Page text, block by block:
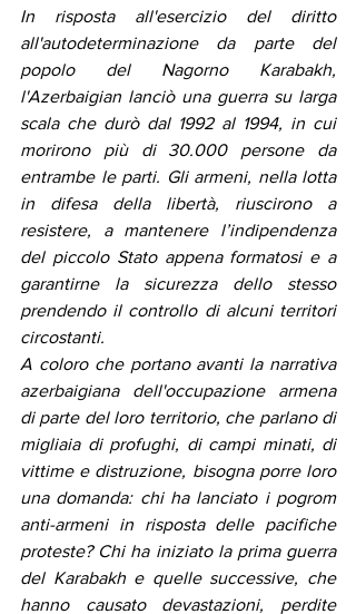
In risposta all'esercizio del diritto
all'autodeterminazione da parte del
popolo del Nagorno Karabakh,
l'Azerbaigian lanciò una guerra su larga
scala che durò dal 1992 al 1994, in cui
morirono più di 30.000 persone da
entrambe le parti. Gli armeni, nella lotta
in difesa della libertà, riuscirono a
resistere, a mantenere l’indipendenza
del piccolo Stato appena formatosi e a
garantirne la sicurezza dello stesso
prendendo il controllo di alcuni territori
circostanti.
A coloro che portano avanti la narrativa
azerbaigiana dell'occupazione armena
di parte del loro territorio, che parlano di
migliaia di profughi, di campi minati, di
vittime e distruzione, bisogna porre loro
una domanda: chi ha lanciato i pogrom
anti-armeni in risposta delle pacifiche
proteste? Chi ha iniziato la prima guerra
del Karabakh e quelle successive, che
hanno causato devastazioni, perdite